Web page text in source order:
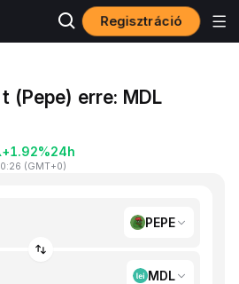
Regisztráció
(Pepe) erre: MDL
+1.92%24h
(GMT+0)
PEPE
MDL